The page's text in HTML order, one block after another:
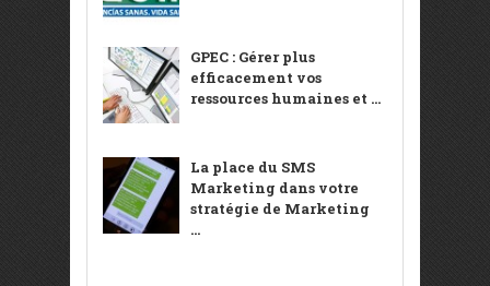
GPEC : Gérer plus
efficacement vos
ressources humaines et ...
La place du SMS
Marketing dans votre
stratégie de Marketing
...